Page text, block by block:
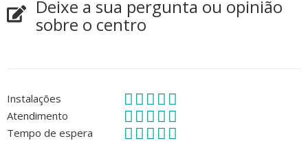
Deixe a sua pergunta ou opinião
sobre o centro
Instalações
Atendimento
Tempo de espera